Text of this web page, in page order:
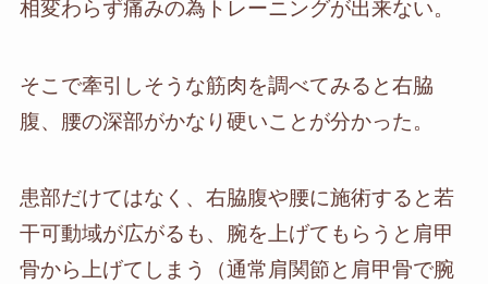
相変わらず痛みの為トレーニングが出来ない。
そこで牽引しそうな筋肉を調べてみると右脇
腹、腰の深部がかなり硬いことが分かった。
患部だけてはなく、右脇腹や腰に施術すると若
干可動域が広がるも、腕を上げてもらうと肩甲
骨から上げてしまう（通常肩関節と肩甲骨で腕